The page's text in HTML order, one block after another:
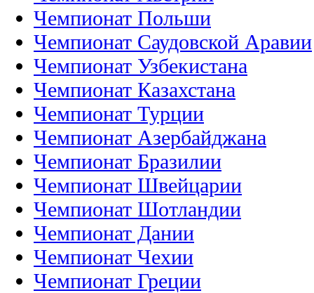
Чемпионат Польши
Чемпионат Саудовской Аравии
Чемпионат Узбекистана
Чемпионат Казахстана
Чемпионат Турции
Чемпионат Азербайджана
Чемпионат Бразилии
Чемпионат Швейцарии
Чемпионат Шотландии
Чемпионат Дании
Чемпионат Чехии
Чемпионат Греции